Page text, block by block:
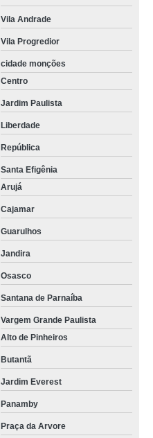
Vila Andrade
Vila Progredior
cidade monções
Centro
Jardim Paulista
Liberdade
República
Santa Efigênia
Arujá
Cajamar
Guarulhos
Jandira
Osasco
Santana de Parnaíba
Vargem Grande Paulista
Alto de Pinheiros
Butantã
Jardim Everest
Panamby
Praça da Arvore